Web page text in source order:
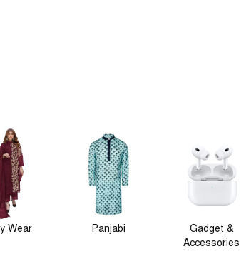
Gadget &
Mens Fashion